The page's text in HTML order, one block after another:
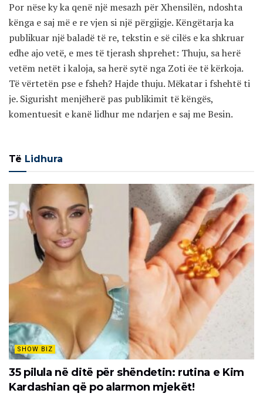
Por nëse ky ka qenë një mesazh për Xhensilën, ndoshta
kënga e saj më e re vjen si një përgjigje. Këngëtarja ka
publikuar një baladë të re, tekstin e së cilës e ka shkruar
edhe ajo vetë, e mes të tjerash shprehet: Thuju, sa herë
vetëm netët i kaloja, sa herë sytë nga Zoti ëe të kërkoja.
Të vërtetën pse e fsheh? Hajde thuju. Mëkatar i fshehtë ti
je. Sigurisht menjëherë pas publikimit të këngës,
komentuesit e kanë lidhur me ndarjen e saj me Besin.
Të Lidhura
SHOW BIZ
35 pilula në ditë për shëndetin: rutina e Kim
Kardashian që po alarmon mjekët!